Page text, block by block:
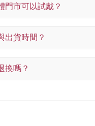
門市可以試戴？
出貨時間？
換嗎？